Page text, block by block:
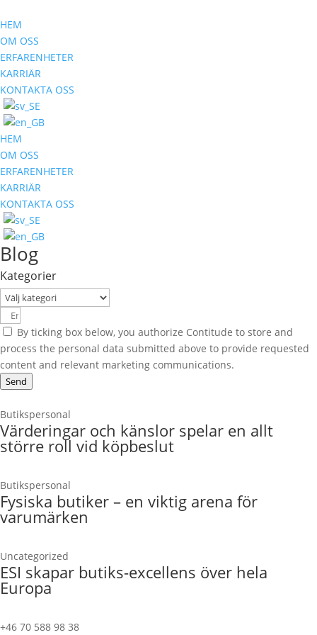
HEM
OM OSS
ERFARENHETER
KARRIÄR
KONTAKTA OSS
HEM
OM OSS
ERFARENHETER
KARRIÄR
KONTAKTA OSS
Blog
Kategorier
Kategorier
By ticking box below, you authorize Contitude to store and
process the personal data submitted above to provide requested
content and relevant marketing communications.
Send
Butikspersonal
Värderingar och känslor spelar en allt
större roll vid köpbeslut
Butikspersonal
Fysiska butiker – en viktig arena för
varumärken
Uncategorized
ESI skapar butiks-excellens över hela
Europa
+46 70 588 98 38